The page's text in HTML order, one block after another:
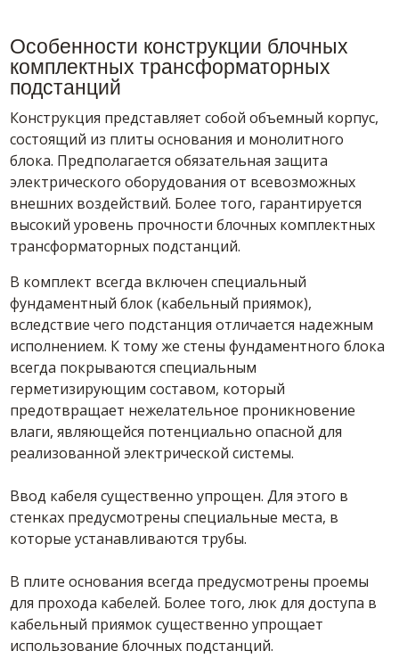
Особенности конструкции блочных
комплектных трансформаторных
подстанций
Конструкция представляет собой объемный корпус,
состоящий из плиты основания и монолитного
блока. Предполагается обязательная защита
электрического оборудования от всевозможных
внешних воздействий. Более того, гарантируется
высокий уровень прочности блочных комплектных
трансформаторных подстанций.
В комплект всегда включен специальный
фундаментный блок (кабельный приямок),
вследствие чего подстанция отличается надежным
исполнением. К тому же стены фундаментного блока
всегда покрываются специальным
герметизирующим составом, который
предотвращает нежелательное проникновение
влаги, являющейся потенциально опасной для
реализованной электрической системы.
Ввод кабеля существенно упрощен. Для этого в
стенках предусмотрены специальные места, в
которые устанавливаются трубы.
В плите основания всегда предусмотрены проемы
для прохода кабелей. Более того, люк для доступа в
кабельный приямок существенно упрощает
использование блочных подстанций.